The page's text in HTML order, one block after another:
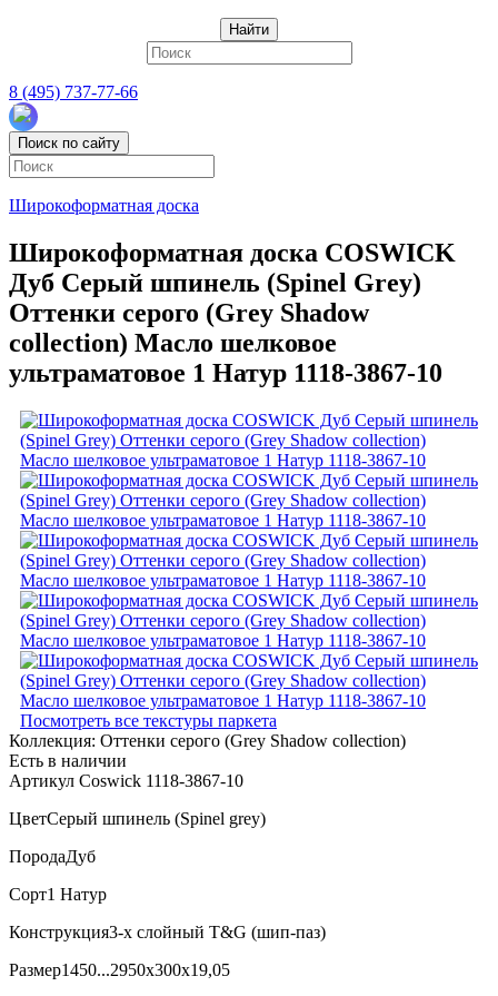
Найти
8 (495) 737-77-66
Поиск по сайту
Широкоформатная доска
Широкоформатная доска COSWICK
Дуб Серый шпинель (Spinel Grey)
Оттенки серого (Grеy Shadow
collection) Масло шелковое
ультраматовое 1 Натур 1118-3867-10
Посмотреть все текстуры паркета
Коллекция: Оттенки серого (Grеy Shadow collection)
Есть в наличии
Артикул Coswick 1118-3867-10
ЦветСерый шпинель (Spinel grey)
ПородаДуб
Сорт1 Натур
Конструкция3-х слойный T&G (шип-паз)
Размер1450...2950x300x19,05